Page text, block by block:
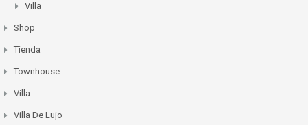
Villa
Shop
Tienda
Townhouse
Villa
Villa De Lujo